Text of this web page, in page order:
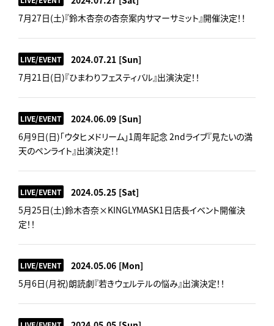
7月27日(土)『鈴木杏奈の杏奈案内サマーサミット』開催決定！！
LIVE/EVENT 2024.07.21 [Sun]
7月21日(日)『ひまわりフェスティバル』出演決定！！
LIVE/EVENT 2024.06.09 [Sun]
6月9日(日)「ウタヒメドリーム」1周年記念 2ndライブ『見たいの満
天のペンライト』出演決定！！
LIVE/EVENT 2024.05.25 [Sat]
5月25日(土)鈴木杏奈×KINGLYMASK1日店長イベント開催決
定！！
LIVE/EVENT 2024.05.06 [Mon]
5月6日(月祝)朗読劇『若きウェルテルの悩み』出演決定！！